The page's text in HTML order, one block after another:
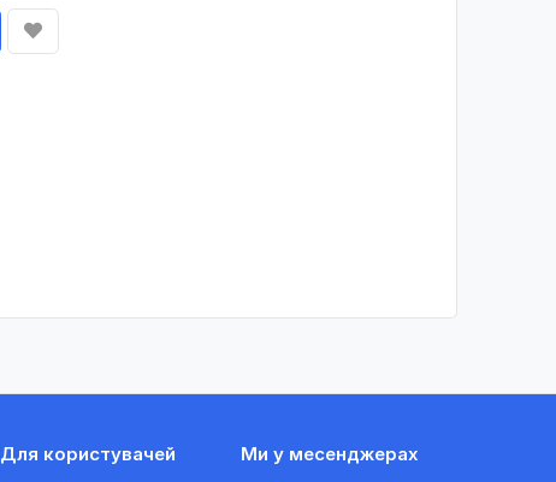
Для користувачей Ми у месенджерах